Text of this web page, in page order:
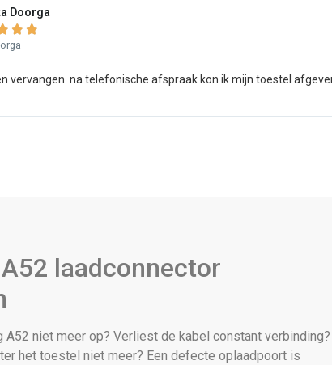
Doorga
 
vervangen. na telefonische afspraak kon ik mijn toestel
laadconnector
A52 niet meer op? Verliest de kabel constant verbinding?
het toestel niet meer? Een defecte oplaadpoort is